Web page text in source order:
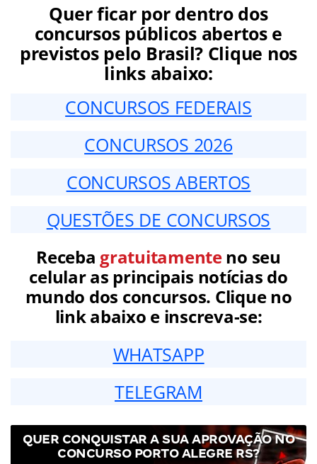
Quer ficar por dentro dos
concursos públicos abertos e
previstos pelo Brasil? Clique nos
links abaixo:
CONCURSOS FEDERAIS
CONCURSOS 2026
CONCURSOS ABERTOS
QUESTÕES DE CONCURSOS
Receba gratuitamenteno seu
celular as principais notícias do
mundo dos concursos. Clique no
link abaixo e inscreva-se:
WHATSAPP
TELEGRAM
QUER CONQUISTAR A SUA APROVAÇÃO NO
CONCURSO PORTO ALEGRE RS?